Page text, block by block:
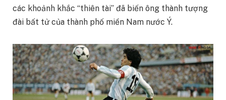
các khoảnh khắc “thiên tài” đã biến ông thành tượng
đài bất tử của thành phố miền Nam nước Ý.